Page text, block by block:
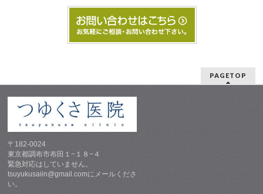
PAGETOP
〒182-0024
東京都調布市布田１−１８−４
緊急対応はしていません。
tsuyukusaiin@gmail.comにメールくださ
い。